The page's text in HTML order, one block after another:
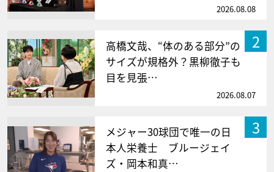
2026.08.08
2
高橋文哉、“体のある部分”の
サイズが規格外？黒柳徹子も
目を見張…
2026.08.07
3
メジャー30球団で唯一の日
本人栄養士 ブルージェイ
ズ・岡本和真…